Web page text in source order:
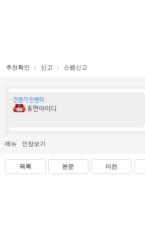
추천확인 신고 스팸신고
전문가 인벤러
휴면아이디
메뉴 인장보기
목록 본문 이전